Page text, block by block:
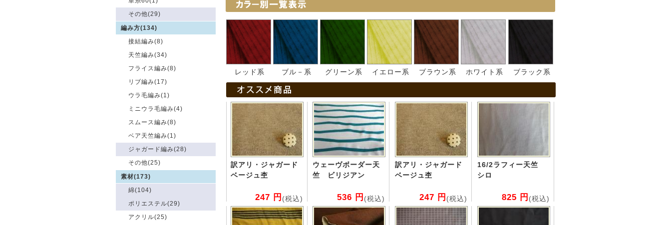
その他(29)
編み方(134)
接結編み(8)
天竺編み(34)
フライス編み(8)
リブ編み(17)
ウラ毛編み(1)
ミニウラ毛編み(4)
スムース編み(8)
ベア天竺編み(1)
ジャガード編み(28)
その他(25)
素材(173)
綿(104)
ポリエステル(29)
アクリル(25)
レッド系 ブル－系 グリーン系 イエロー系 ブラウン系 ホワイト系 ブラック系
訳アリ・ジャガード
ベージュ杢
247 円 (税込)
ウェーヴボーダー天
竺 ビリジアン
536 円 (税込)
訳アリ・ジャガード
ベージュ杢
247 円 (税込)
16/2ラフィー天竺
シロ
825 円 (税込)